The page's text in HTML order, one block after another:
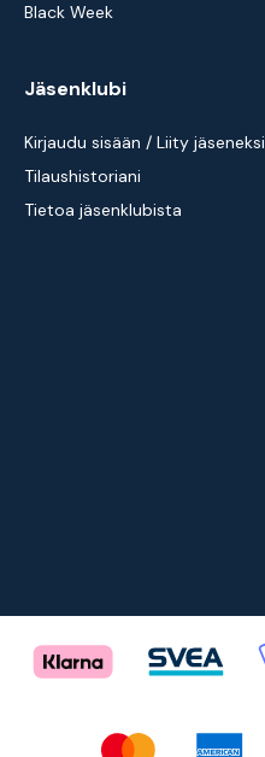
Black Week
Jäsenklubi
Kirjaudu sisään / Liity jäseneksi
Tilaushistoriani
Tietoa jäsenklubista